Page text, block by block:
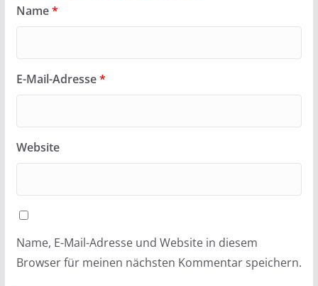
Name*
E-Mail-Adresse*
Website
Name, E-Mail-Adresse und Website in diesem
Browser für meinen nächsten Kommentar speichern.